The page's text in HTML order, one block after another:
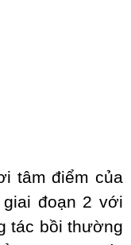
tâm điểm của
đoạn 2 với
tác bồi thường